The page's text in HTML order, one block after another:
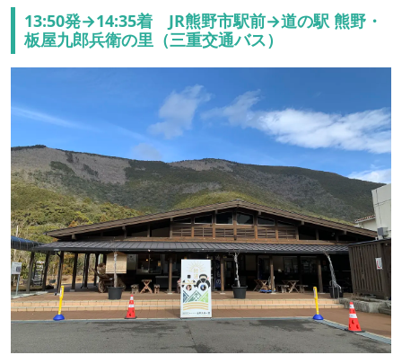
13:50発→14:35着 JR熊野市駅前→道の駅 熊野・
板屋九郎兵衛の里（三重交通バス）